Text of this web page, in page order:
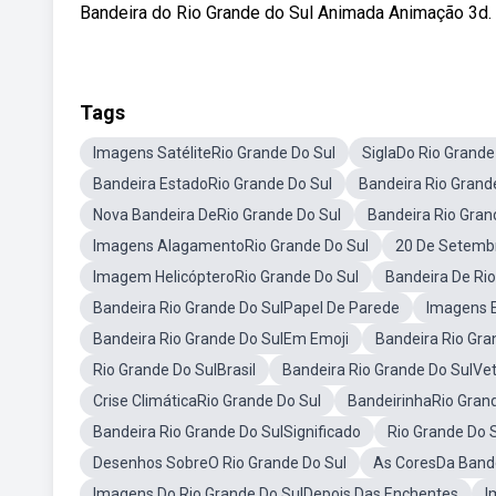
Bandeira do Rio Grande do Sul Animada Animação 3d.
Tags
Imagens SatéliteRio Grande Do Sul
SiglaDo Rio
Bandeira EstadoRio Grande Do Sul
Bandeira Rio
Nova Bandeira DeRio Grande Do Sul
Bandeira Rio
Imagens AlagamentoRio Grande Do Sul
20 De
Imagem HelicópteroRio Grande Do Sul
Bandeira De
Bandeira Rio Grande Do SulPapel De Parede
Imagens
Bandeira Rio Grande Do SulEm Emoji
Bandeira Rio
Rio Grande Do SulBrasil
Bandeira Rio Grande Do
Crise ClimáticaRio Grande Do Sul
BandeirinhaRio
Bandeira Rio Grande Do SulSignificado
Rio Grande Do
Desenhos SobreO Rio Grande Do Sul
As CoresDa